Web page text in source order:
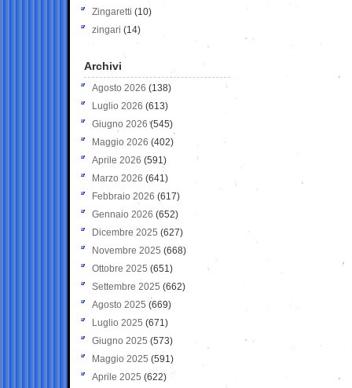
Zingaretti (10)
zingari (14)
Archivi
Agosto 2026 (138)
Luglio 2026 (613)
Giugno 2026 (545)
Maggio 2026 (402)
Aprile 2026 (591)
Marzo 2026 (641)
Febbraio 2026 (617)
Gennaio 2026 (652)
Dicembre 2025 (627)
Novembre 2025 (668)
Ottobre 2025 (651)
Settembre 2025 (662)
Agosto 2025 (669)
Luglio 2025 (671)
Giugno 2025 (573)
Maggio 2025 (591)
Aprile 2025 (622)